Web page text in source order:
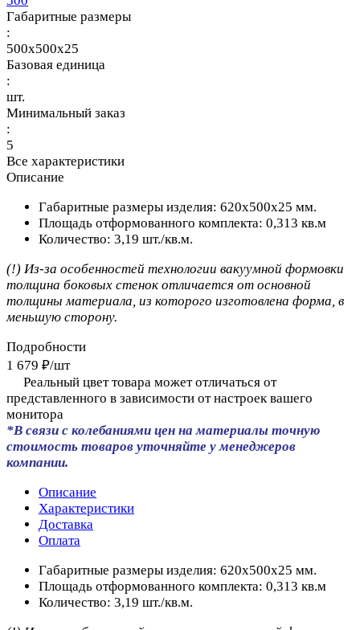
Габаритные размеры
:
500x500x25
Базовая единица
:
шт.
Минимальный заказ
:
5
Все характеристики
Описание
Габаритные размеры изделия: 620х500х25 мм.
Площадь отформованного комплекта: 0,313 кв.м
Количество: 3,19 шт./кв.м.
(!) Из-за особенностей технологии вакуумной формовки
толщина боковых стенок отличается от основной
толщины материала, из которого изготовлена форма, в
меньшую сторону.
Подробности
1 679 ₽/шт
Реальный цвет товара может отличаться от
представленного в зависимости от настроек вашего
монитора
*В связи с колебаниями цен на материалы точную
стоимость товаров уточняйте у менеджеров
компании.
Описание
Характеристики
Доставка
Оплата
Габаритные размеры изделия: 620х500х25 мм.
Площадь отформованного комплекта: 0,313 кв.м
Количество: 3,19 шт./кв.м.